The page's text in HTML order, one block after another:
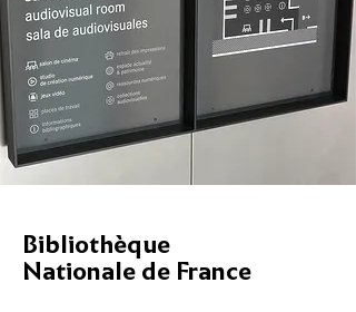
Bibliothèque
Nationale de France